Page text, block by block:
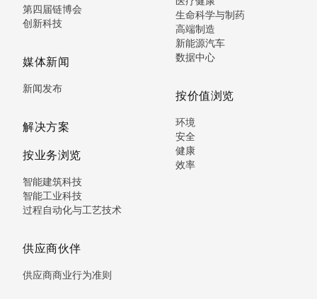
第四届链博会
创新科技
媒体新闻
新闻发布
解决方案
按业务浏览
智能建筑科技
智能工业科技
过程自动化与工艺技术
供应商伙伴
供应商商业行为准则
生命科学与制药
高端制造
新能源汽车
数据中心
按价值浏览
环境
安全
健康
效率